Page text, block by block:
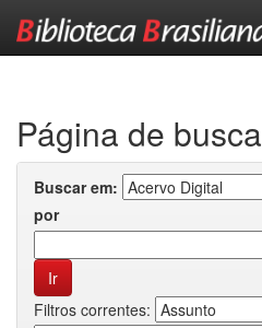
Página de busca
Buscar em:
por
Filtros correntes: